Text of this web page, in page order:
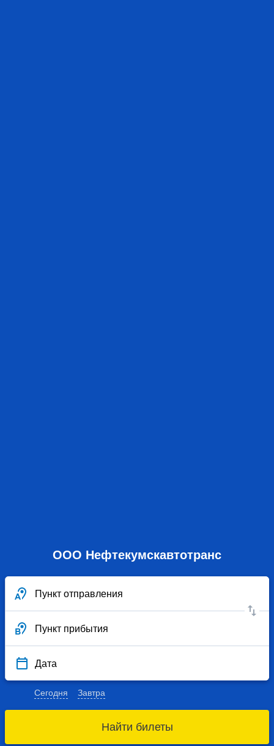
ООО Нефтекумскавтотранс
Пункт отправления
Пункт прибытия
Дата
Сегодня Завтра
Найти билеты